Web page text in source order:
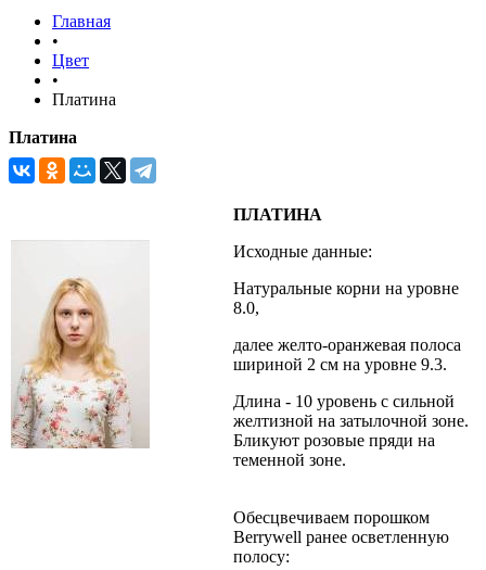
Главная
•
Цвет
•
Платина
Платина
ПЛАТИНА
Исходные данные:
Натуральные корни на уровне
8.0,
далее желто-оранжевая полоса
шириной 2 см на уровне 9.3.
Длина - 10 уровень с сильной
желтизной на затылочной зоне.
Бликуют розовые пряди на
теменной зоне.
Обесцвечиваем порошком
Berrywell ранее осветленную
полосу: